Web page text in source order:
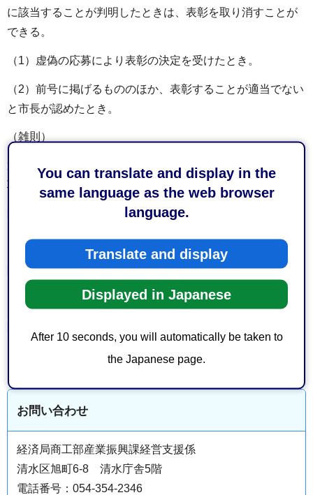
You can translate and display in the
same language as the web browser
language.
Translate and display
Displayed in Japanese
After 10 seconds, you will automatically be taken to
the Japanese page.
に該当することが判明したときは、表彰を取り消すことが
できる。
（1）虚偽の応募により表彰の決定を受けたとき。
（2）前号に掲げるもののほか、表彰することが適当でない
と市長が認めたとき。
（雑則）
第7条 この要綱に定めるもののほか、表彰に関し必要な事
項は、別に定める。
この要綱は、平成28年度の表彰から適用する。
附則
この要綱は、平成30年4月1日から施行する。
この要綱は、令和3年4月1日から施行する。
お問い合わせ
経済局商工部産業振興課経営支援係
清水区旭町6-8 清水庁舎5階
電話番号：054-354-2346